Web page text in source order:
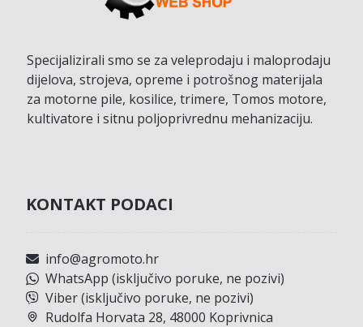
Specijalizirali smo se za veleprodaju i maloprodaju
dijelova, strojeva, opreme i potrošnog materijala
za motorne pile, kosilice, trimere, Tomos motore,
kultivatore i sitnu poljoprivrednu mehanizaciju.
KONTAKT PODACI
info@agromoto.hr
WhatsApp (isključivo poruke, ne pozivi)
Viber (isključivo poruke, ne pozivi)
Rudolfa Horvata 28, 48000 Koprivnica